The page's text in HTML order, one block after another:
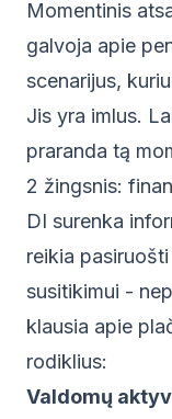
Momentinis
galvoja apie
scenarijus,
Jis yra imlus.
praranda tą
2 žingsnis:
DI surenka
reikia
susitikimui -
klausia apie
rodiklius:
Valdomų